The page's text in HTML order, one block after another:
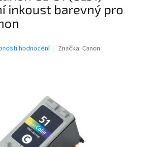
inkoust barevný pro
hodnocení Značka: Canon